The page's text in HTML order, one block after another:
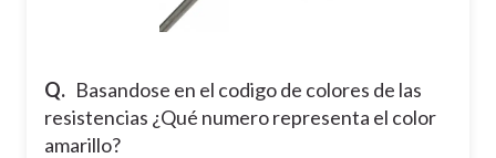
Q. Basandose en el codigo de colores de las
resistencias ¿Qué numero representa el color
amarillo?